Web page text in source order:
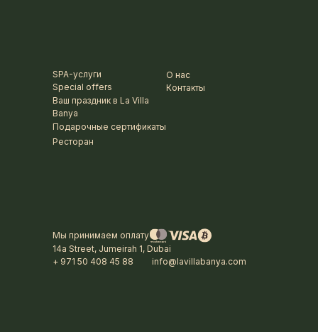
Мы принимаем оплату
14a Street, Jumeirah 1, Dubai
+ 971 50 408 45 88
info@lavillabanya.com
SPA-услуги
Special offers
Ваш праздник в La Villa
Banya
Подарочные сертификаты
Ресторан
О нас
Контакты